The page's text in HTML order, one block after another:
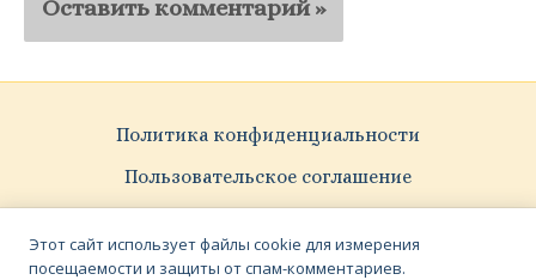
Политика конфиденциальности
Пользовательское соглашение
Этот сайт использует файлы cookie для измерения
посещаемости и защиты от спам-комментариев.